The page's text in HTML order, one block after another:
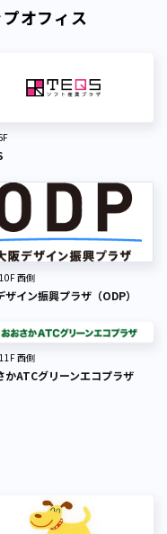
オフィス
西側
ザイン振興プラザ（ODP）
西側
かATCグリーンエコプラザ